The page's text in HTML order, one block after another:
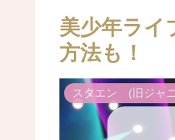
美少年ライ
方法も！
スタエン (旧ジャ